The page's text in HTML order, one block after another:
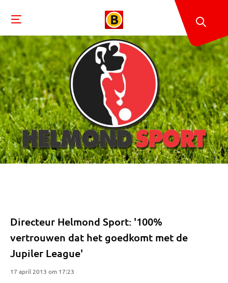
Directeur Helmond Sport: '100%
vertrouwen dat het goedkomt met de
Jupiler League'
17 april 2013 om 17:23